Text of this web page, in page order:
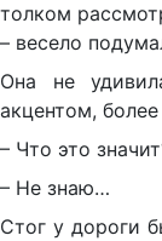
толком
– весело
Она не
акцентом,
– Что это
– Не знаю…
Стог у дороги